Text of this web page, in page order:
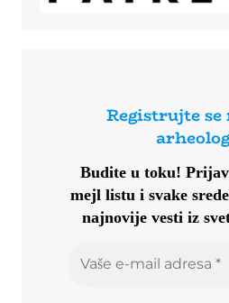
Registrujte se
Budite u toku!
mejl listu i svake
najnovije vesti iz